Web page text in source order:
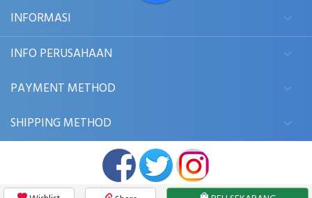
INFORMASI
INFO PERUSAHAAN
PAYMENT METHOD
SHIPPING METHOD